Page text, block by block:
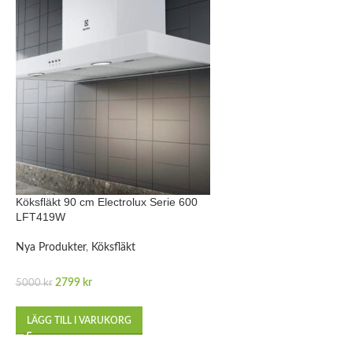
Köksfläkt 90 cm Electrolux Serie 600
LFT419W
Nya Produkter, Köksfläkt
5000kr 2799 kr
LÄGG TILL I VARUKORG